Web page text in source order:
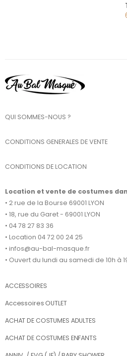
QUI SOMMES-NOUS ?
CONDITIONS GENERALES DE VENTE
CONDITIONS DE LOCATION
Location et vente de costumes
• 2 rue de la Bourse 69001 LYON
• 18, rue du Garet - 69001 LYON
• 04 78 27 83 36
• Location 04 72 00 24 25
• infos@au-bal-masque.fr
• Ouvert du lundi au samedi de 10h à
ACCESSOIRES
Accessoires OUTLET
ACHAT DE COSTUMES ADULTES
ACHAT DE COSTUMES ENFANTS